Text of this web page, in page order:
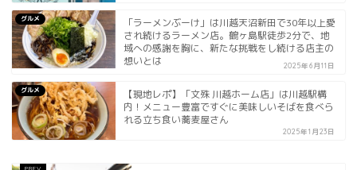
グルメ
「ラーメンぶーけ」は川越天沼新田で30年以上愛
され続けるラーメン店。鶴ヶ島駅徒歩2分で、地
域への感謝を胸に、新たな挑戦をし続ける店主の
想いとは
2025年6月11日
グルメ
【現地レポ】「文殊 川越ホーム店」は川越駅構
内！メニュー豊富ですぐに美味しいそばを食べら
れる立ち食い蕎麦屋さん
2025年1月23日